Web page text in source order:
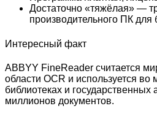
Достаточно «тяжёлая» —
производительного ПК
Интересный факт
ABBYY FineReader считается
области OCR и используется во
библиотеках и
миллионов документов.